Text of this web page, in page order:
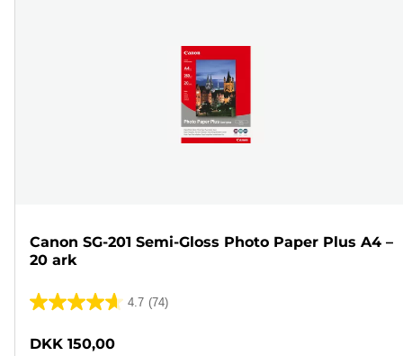
Canon SG-201 Semi-Gloss Photo Paper Plus A4 –
20 ark
4.7 (74)
4.7
DKK 150,00